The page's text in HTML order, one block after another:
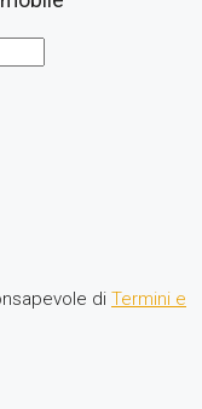
di Termini e